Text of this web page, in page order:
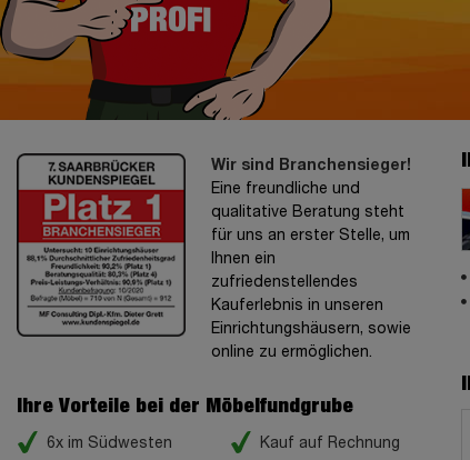
Wir sind Branchensieger!
Eine freundliche und
qualitative Beratung steht
für uns an erster Stelle, um
Ihnen ein
zufriedenstellendes
Kauferlebnis in unseren
Einrichtungshäusern, sowie
online zu ermöglichen.
Ihre Vorteile bei der Möbelfundgrube
6x im Südwesten Kauf auf Rechnung